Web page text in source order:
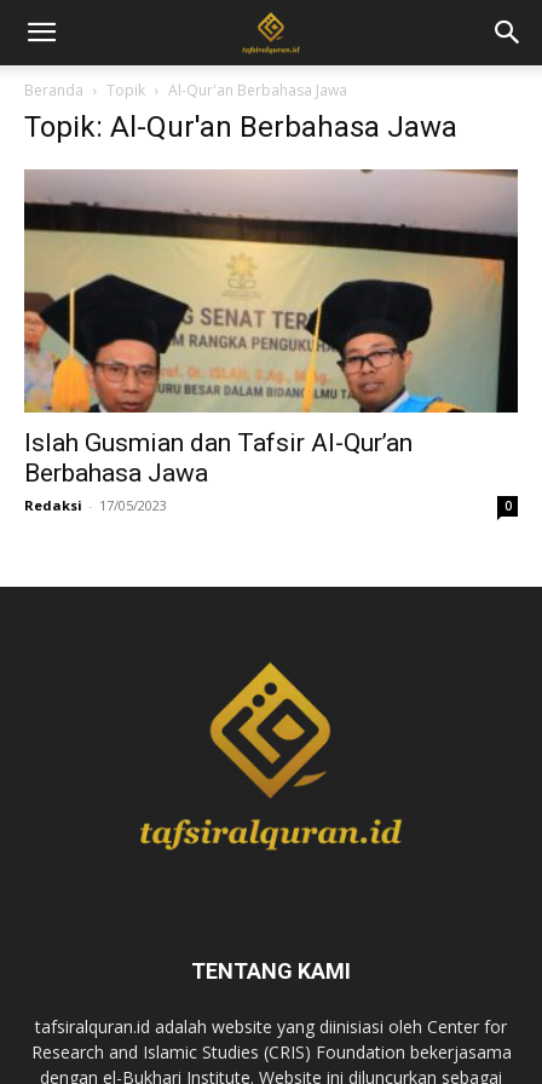
Beranda Topik Al-Qur'an Berbahasa Jawa
Topik: Al-Qur'an Berbahasa Jawa
Islah Gusmian dan Tafsir Al-Qur’an
Berbahasa Jawa
Redaksi - 17/05/2023 0
TENTANG KAMI
tafsiralquran.id adalah website yang diinisiasi oleh Center for
Research and Islamic Studies (CRIS) Foundation bekerjasama
dengan el-Bukhari Institute. Website ini diluncurkan sebagai